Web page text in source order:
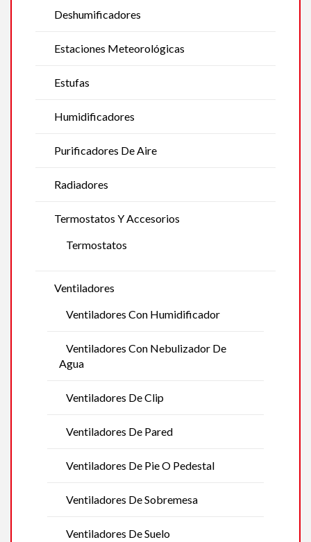
Deshumificadores
Estaciones Meteorológicas
Estufas
Humidificadores
Purificadores De Aire
Radiadores
Termostatos Y Accesorios
Termostatos
Ventiladores
Ventiladores Con Humidificador
Ventiladores Con Nebulizador De
Agua
Ventiladores De Clip
Ventiladores De Pared
Ventiladores De Pie O Pedestal
Ventiladores De Sobremesa
Ventiladores De Suelo